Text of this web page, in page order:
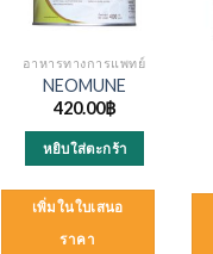
อาหารทางการแพทย์
NEOMUNE
420.00฿
หยิบใส่ตะกร้า
เพิ่มในใบเสนอ
ราคา